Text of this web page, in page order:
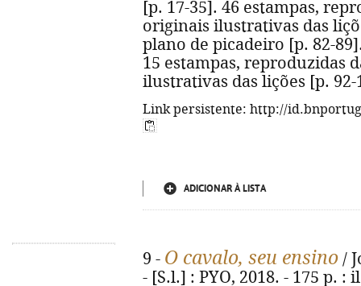
[p. 17-35]. 46 estampas,
originais ilustrativas das
plano de picadeiro [p. 82-
15 estampas, reproduzidas
ilustrativas das lições [p. 92-
Link persistente: http://
ADICIONAR À LISTA
9 - O cavalo, seu ensino /
- [S.l.] : PYO, 2018. - 175 p. :